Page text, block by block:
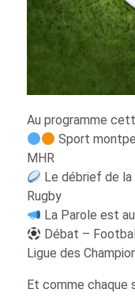
Au programme
Sport
MHR
Le débrief de la
Rugby
La Parole est
Débat –
Ligue des
Et comme chaque